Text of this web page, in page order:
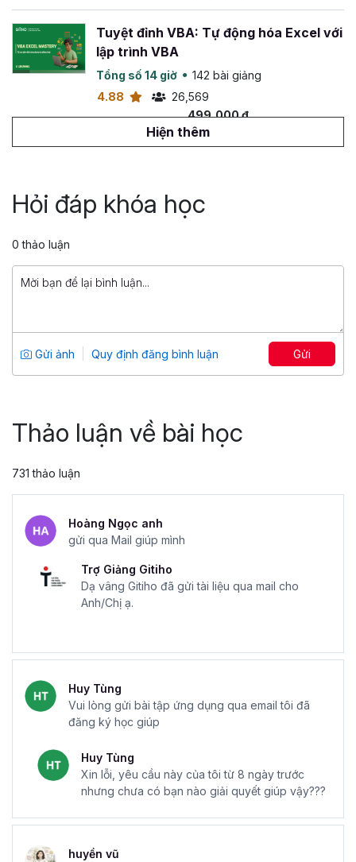
Tuyệt đỉnh VBA: Tự động hóa Excel với
lập trình VBA
Tổng số 14 giờ
142 bài giảng
4.88
26,569
499,000 đ
799,000 đ
Tổng số 12 giờ
91 bài giảng
799,000 đ
Tổng số 2+ giờ 2 bài giảng
5
12,679
Hiện thêm
Hỏi đáp khóa học
0 thảo luận
Gửi ảnh Quy định đăng bình luận Gửi
Thảo luận về bài học
731 thảo luận
Hoàng Ngọc anh
gửi qua Mail giúp mình
Trợ Giảng Gitiho
Dạ vâng Gitiho đã gửi tài liệu qua mail cho
Anh/Chị ạ.
Huy Tùng
Vui lòng gửi bài tập ứng dụng qua email tôi đã
đăng ký học giúp
Huy Tùng
Xin lỗi, yêu cầu này của tôi từ 8 ngày trước
nhưng chưa có bạn nào giải quyết giúp vậy???
huyền vũ